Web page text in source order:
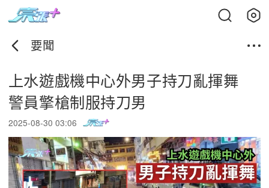
要聞
上水遊戲機中心外男子持刀亂揮舞
警員擎槍制服持刀男
2025-08-30 03:06